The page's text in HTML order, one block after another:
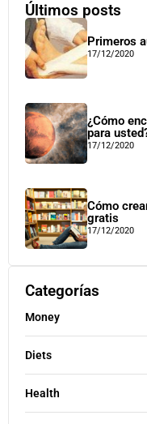
Últimos posts
Primeros
17/12/2020
¿Cómo
para
17/12/2020
Cómo
gratis
17/12/2020
Categorías
Money
Diets
Health